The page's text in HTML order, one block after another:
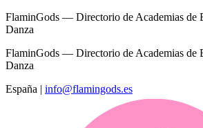
FlaminGods — Directorio de Academias de
Danza
FlaminGods — Directorio de Academias de
Danza
España | info@flamingods.es